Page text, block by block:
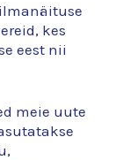
kes
eest nii
meie uute